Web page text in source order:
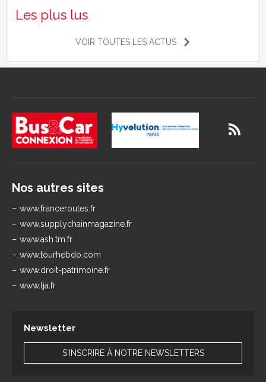
Les plus lus
VOIR TOUTES LES ACTUS
Nos autres sites
www.franceroutes.fr
www.supplychainmagazine.fr
www.ash.tm.fr
www.tourhebdo.com
www.droit-patrimoine.fr
www.lja.fr
Newsletter
S'INSCRIRE À NOTRE NEWSLETTERS